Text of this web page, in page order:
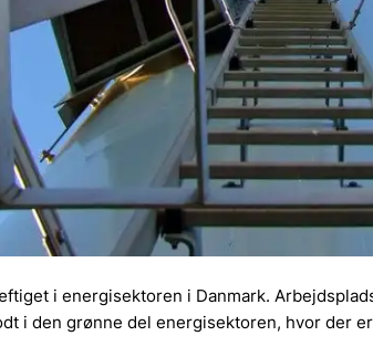
i energisektoren i Danmark.
i den grønne del energisektoren, hvor der